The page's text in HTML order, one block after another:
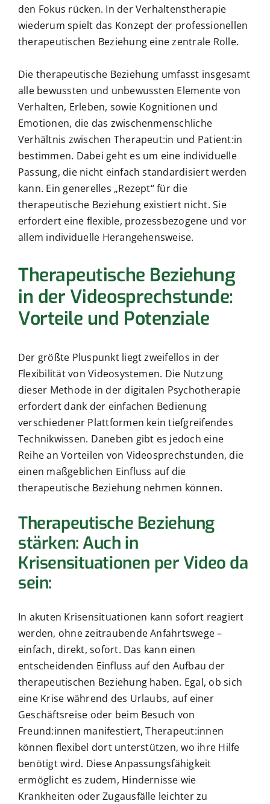
den Fokus rücken. In der Verhaltenstherapie
wiederum spielt das Konzept der professionellen
therapeutischen Beziehung eine zentrale Rolle.
Die therapeutische Beziehung umfasst insgesamt
alle bewussten und unbewussten Elemente von
Verhalten, Erleben, sowie Kognitionen und
Emotionen, die das zwischenmenschliche
Verhältnis zwischen Therapeut:in und Patient:in
bestimmen. Dabei geht es um eine individuelle
Passung, die nicht einfach standardisiert werden
kann. Ein generelles „Rezept“ für die
therapeutische Beziehung existiert nicht. Sie
erfordert eine flexible, prozessbezogene und vor
allem individuelle Herangehensweise.
Therapeutische Beziehung
in der Videosprechstunde:
Vorteile und Potenziale
Der größte Pluspunkt liegt zweifellos in der
Flexibilität von Videosystemen. Die Nutzung
dieser Methode in der digitalen Psychotherapie
erfordert dank der einfachen Bedienung
verschiedener Plattformen kein tiefgreifendes
Technikwissen. Daneben gibt es jedoch eine
Reihe an Vorteilen von Videosprechstunden, die
einen maßgeblichen Einfluss auf die
therapeutische Beziehung nehmen können.
Therapeutische Beziehung
stärken: Auch in
Krisensituationen per Video da
sein:
In akuten Krisensituationen kann sofort reagiert
werden, ohne zeitraubende Anfahrtswege –
einfach, direkt, sofort. Das kann einen
entscheidenden Einfluss auf den Aufbau der
therapeutischen Beziehung haben. Egal, ob sich
eine Krise während des Urlaubs, auf einer
Geschäftsreise oder beim Besuch von
Freund:innen manifestiert, Therapeut:innen
können flexibel dort unterstützen, wo ihre Hilfe
benötigt wird. Diese Anpassungsfähigkeit
ermöglicht es zudem, Hindernisse wie
Krankheiten oder Zugausfälle leichter zu